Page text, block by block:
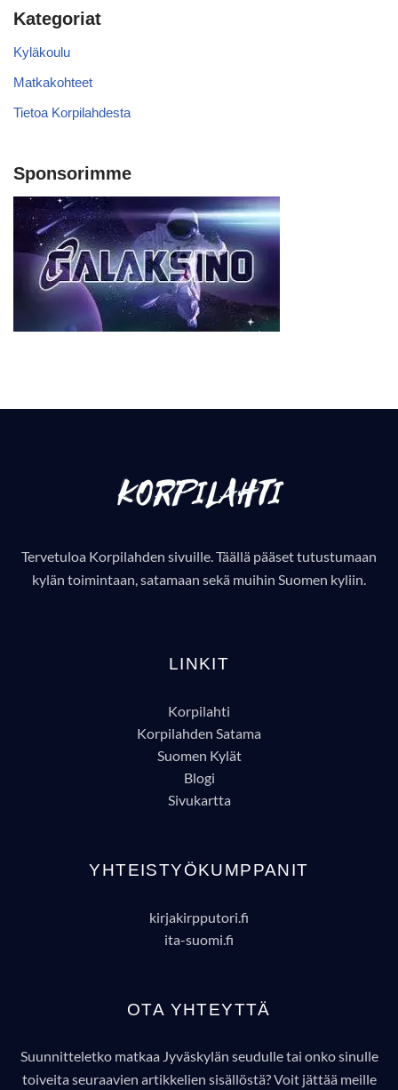
Kategoriat
Kyläkoulu
Matkakohteet
Tietoa Korpilahdesta
Sponsorimme
Tervetuloa Korpilahden sivuille. Täällä pääset tutustumaan
kylän toimintaan, satamaan sekä muihin Suomen kyliin.
LINKIT
Korpilahti
Korpilahden Satama
Suomen Kylät
Blogi
Sivukartta
YHTEISTYÖKUMPPANIT
kirjakirpputori.fi
ita-suomi.fi
OTA YHTEYTTÄ
Suunnitteletko matkaa Jyväskylän seudulle tai onko sinulle
toiveita seuraavien artikkelien sisällöstä? Voit jättää meille